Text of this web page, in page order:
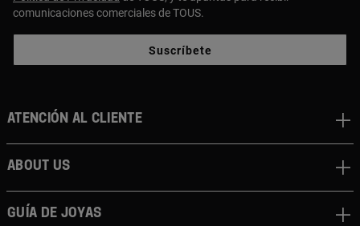
comunicaciones comerciales de TOUS.
Suscríbete
Atención al cliente
About us
Guía de joyas